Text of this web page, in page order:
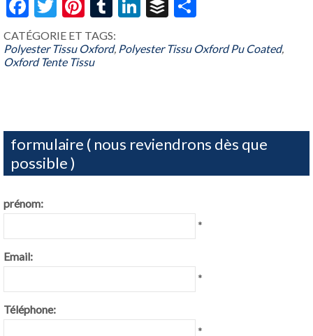
Facebook
Twitter
Pinterest
Tumblr
LinkedIn
Buffer
CATÉGORIE ET ​​TAGS:
Polyester Tissu Oxford, Polyester Tissu Oxford Pu Coated,
Oxford Tente Tissu
formulaire ( nous reviendrons dès que
possible )
prénom:
*
Email:
*
Téléphone:
*